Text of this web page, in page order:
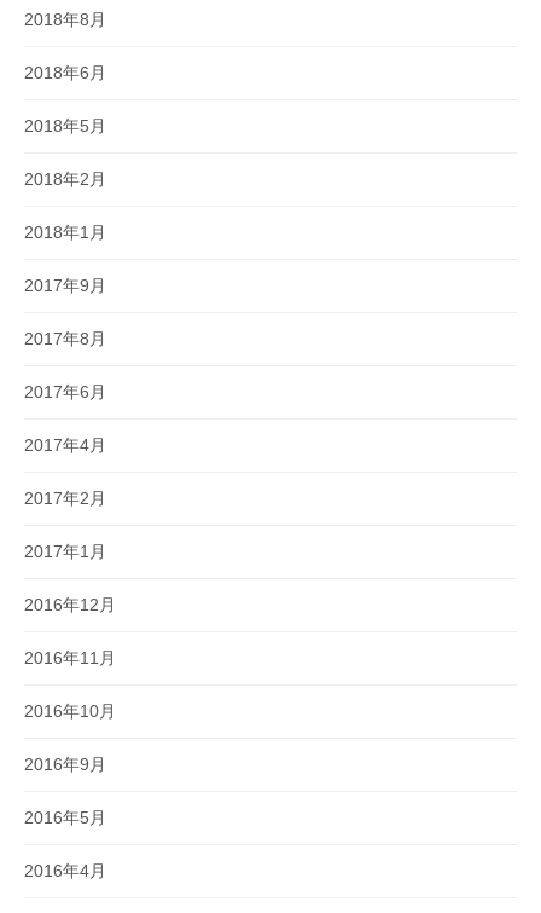
2018年8月
2018年6月
2018年5月
2018年2月
2018年1月
2017年9月
2017年8月
2017年6月
2017年4月
2017年2月
2017年1月
2016年12月
2016年11月
2016年10月
2016年9月
2016年5月
2016年4月